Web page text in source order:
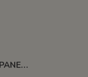
TUYAU GAZ PROPANE 20 BARS MAXI. DIAM. 8MM LE ML